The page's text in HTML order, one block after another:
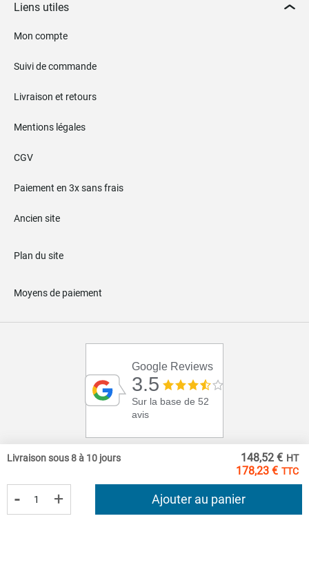
178,23 €
148,52 €
Livraison sous 8 à 10 jours
- + Ajouter au panier
Liens utiles
Mon compte
Suivi de commande
Livraison et retours
Mentions légales
CGV
Paiement en 3x sans frais
Ancien site
Plan du site
Moyens de paiement
Google Reviews
3.5
Sur la base de 52
avis